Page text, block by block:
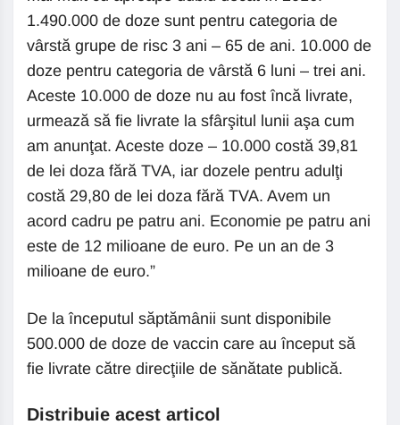
1.490.000 de doze sunt pentru categoria de
vârstă grupe de risc 3 ani – 65 de ani. 10.000 de
doze pentru categoria de vârstă 6 luni – trei ani.
Aceste 10.000 de doze nu au fost încă livrate,
urmează să fie livrate la sfârşitul lunii aşa cum
am anunţat. Aceste doze – 10.000 costă 39,81
de lei doza fără TVA, iar dozele pentru adulţi
costă 29,80 de lei doza fără TVA. Avem un
acord cadru pe patru ani. Economie pe patru ani
este de 12 milioane de euro. Pe un an de 3
milioane de euro.”
De la începutul săptămânii sunt disponibile
500.000 de doze de vaccin care au început să
fie livrate către direcţiile de sănătate publică.
Distribuie acest articol